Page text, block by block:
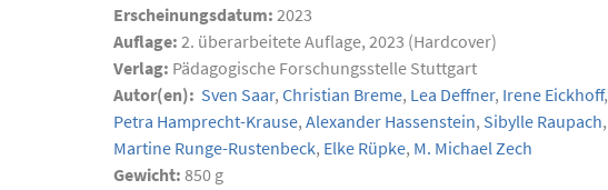
Erscheinungsdatum: 2023
Auflage: 2. überarbeitete Auflage, 2023 (Hardcover)
Verlag: Pädagogische Forschungsstelle Stuttgart
Autor(en): Sven Saar, Christian Breme, Lea Deffner, Irene Eickhoff,
Petra Hamprecht-Krause, Alexander Hassenstein, Sibylle Raupach,
Martine Runge-Rustenbeck, Elke Rüpke, M. Michael Zech
Gewicht: 850 g